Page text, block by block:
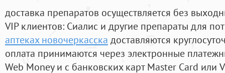
доставка препаратов осуществляется без
VIP клиентов: Сиалис и другие препараты для
аптеках новочеркасска доставляются
оплата принимаются через электронные
Web Money и с банковских карт Master Card или